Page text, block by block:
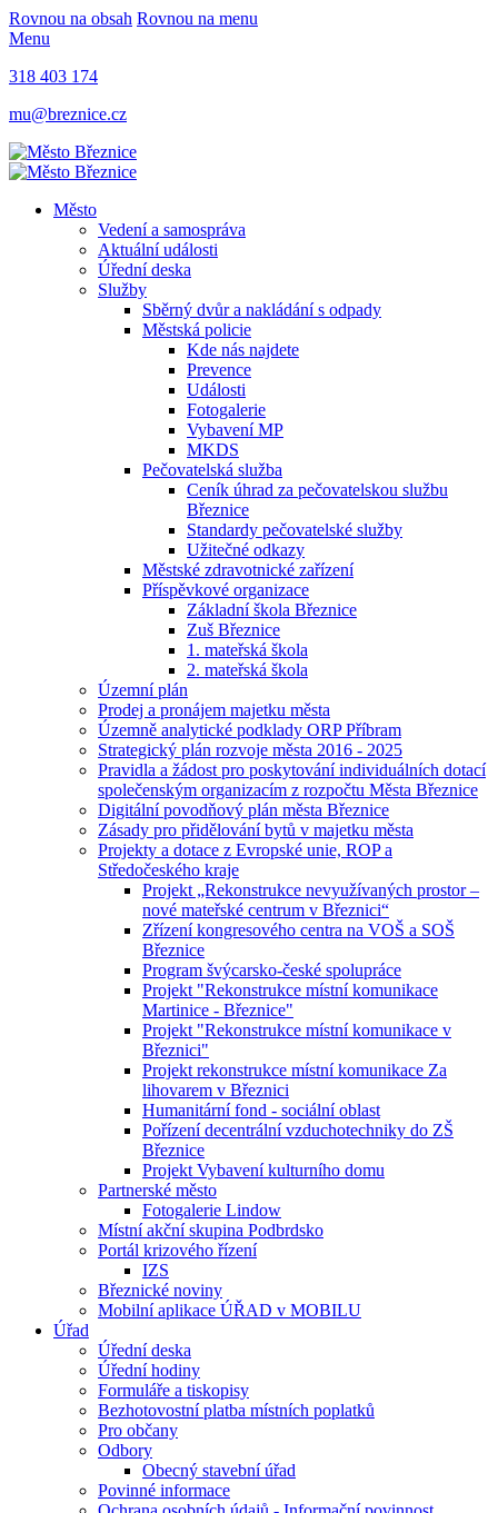
Rovnou na obsah Rovnou na menu
Menu
318 403 174
mu@breznice.cz
Město
Vedení a samospráva
Aktuální události
Úřední deska
Služby
Sběrný dvůr a nakládání s odpady
Městská policie
Kde nás najdete
Prevence
Události
Fotogalerie
Vybavení MP
MKDS
Pečovatelská služba
Ceník úhrad za pečovatelskou službu
Březnice
Standardy pečovatelské služby
Užitečné odkazy
Městské zdravotnické zařízení
Příspěvkové organizace
Základní škola Březnice
Zuš Březnice
1. mateřská škola
2. mateřská škola
Územní plán
Prodej a pronájem majetku města
Územně analytické podklady ORP Příbram
Strategický plán rozvoje města 2016 - 2025
Pravidla a žádost pro poskytování individuálních dotací
společenským organizacím z rozpočtu Města Březnice
Digitální povodňový plán města Březnice
Zásady pro přidělování bytů v majetku města
Projekty a dotace z Evropské unie, ROP a
Středočeského kraje
Projekt „Rekonstrukce nevyužívaných prostor –
nové mateřské centrum v Březnici“
Zřízení kongresového centra na VOŠ a SOŠ
Březnice
Program švýcarsko-české spolupráce
Projekt "Rekonstrukce místní komunikace
Martinice - Březnice"
Projekt "Rekonstrukce místní komunikace v
Březnici"
Projekt rekonstrukce místní komunikace Za
lihovarem v Březnici
Humanitární fond - sociální oblast
Pořízení decentrální vzduchotechniky do ZŠ
Březnice
Projekt Vybavení kulturního domu
Partnerské město
Fotogalerie Lindow
Místní akční skupina Podbrdsko
Portál krizového řízení
IZS
Březnické noviny
Mobilní aplikace ÚŘAD v MOBILU
Úřad
Úřední deska
Úřední hodiny
Formuláře a tiskopisy
Bezhotovostní platba místních poplatků
Pro občany
Odbory
Obecný stavební úřad
Povinné informace